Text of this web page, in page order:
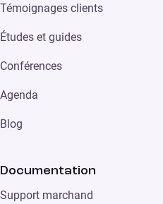
Témoignages clients
Études et guides
Conférences
Agenda
Blog
Documentation
Support marchand